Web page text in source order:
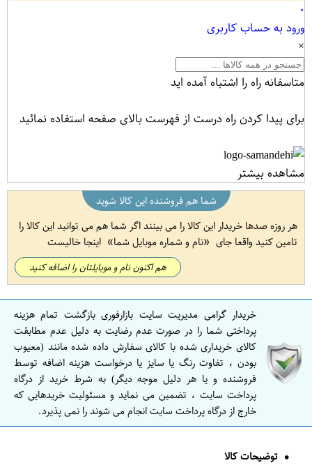
۰
ورود به حساب کاربری
×
متاسفانه راه را اشتباه آمده اید
برای پیدا کردن راه درست از فهرست بالای صفحه استفاده نمائید
مشاهده بیشتر
شما هم فروشنده این کالا شوید
هر روزه صدها خریدار این کالا را می بینند اگر شما هم می توانید این کالا را
تامین کنید واقعا جای
نام و شماره موبایل شما اینجا خالیست
هم اکنون نام و موبایلتان را اضافه کنید
خریدار گرامی مدیریت سایت بازارفوری بازگشت تمام هزینه
پرداختی شما را در صورت عدم رضایت به دلیل عدم مطابقت
کالای خریداری شده با کالای سفارش داده شده مانند (معیوب
بودن ، تفاوت رنگ یا سایز یا درخواست هزینه اضافه توسط
فروشنده و یا هر دلیل موجه دیگر) به شرط خرید از درگاه
پرداخت سایت ، تضمین می نماید و مسئولیت خریدهایی که
خارج از درگاه پرداخت سایت انجام می شوند را نمی پذیرد.
توضیحات کالا